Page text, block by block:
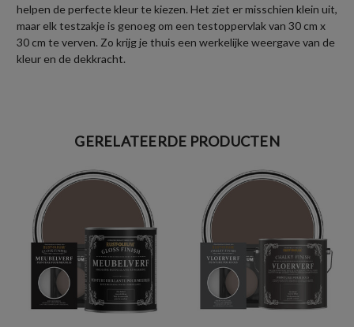
helpen de perfecte kleur te kiezen. Het ziet er misschien klein uit,
maar elk testzakje is genoeg om een testoppervlak van 30 cm x
30 cm te verven. Zo krijg je thuis een werkelijke weergave van de
kleur en de dekkracht.
GERELATEERDE PRODUCTEN